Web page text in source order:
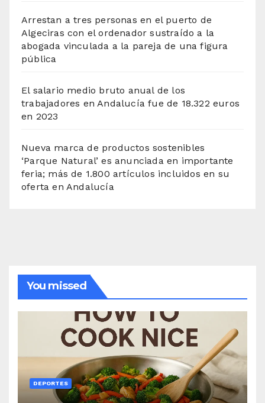
Arrestan a tres personas en el puerto de
Algeciras con el ordenador sustraído a la
abogada vinculada a la pareja de una figura
pública
El salario medio bruto anual de los
trabajadores en Andalucía fue de 18.322 euros
en 2023
Nueva marca de productos sostenibles
‘Parque Natural’ es anunciada en importante
feria; más de 1.800 artículos incluidos en su
oferta en Andalucía
You missed
DEPORTES